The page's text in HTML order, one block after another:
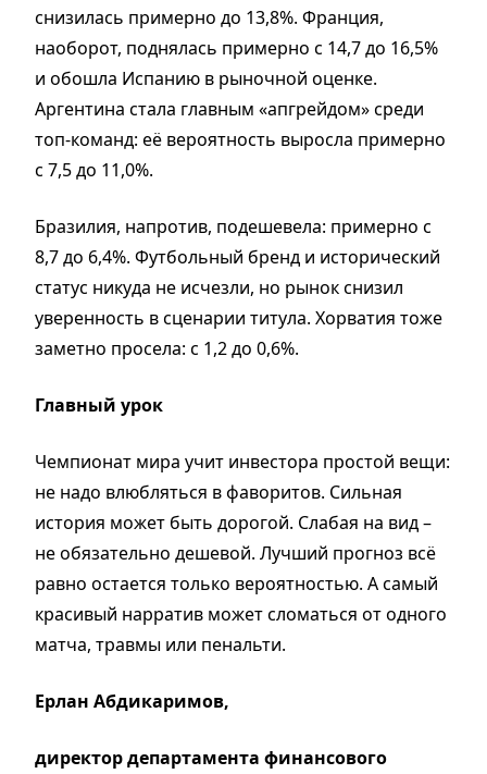
снизилась примерно до 13,8%. Франция,
наоборот, поднялась примерно с 14,7 до 16,5%
и обошла Испанию в рыночной оценке.
Аргентина стала главным «апгрейдом» среди
топ-команд: её вероятность выросла примерно
с 7,5 до 11,0%.
Бразилия, напротив, подешевела: примерно с
8,7 до 6,4%. Футбольный бренд и исторический
статус никуда не исчезли, но рынок снизил
уверенность в сценарии титула. Хорватия тоже
заметно просела: с 1,2 до 0,6%.
Главный урок
Чемпионат мира учит инвестора простой вещи:
не надо влюбляться в фаворитов. Сильная
история может быть дорогой. Слабая на вид –
не обязательно дешевой. Лучший прогноз всё
равно остается только вероятностью. А самый
красивый нарратив может сломаться от одного
матча, травмы или пенальти.
Ерлан Абдикаримов,
директор департамента финансового